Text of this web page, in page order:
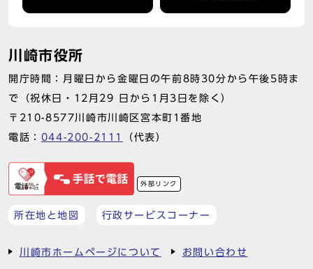
川崎市役所
開庁時間：月曜日から金曜日の午前8時30分から午後5時ま
で（祝休日・12月29 日から1月3日を除く）
〒210-8577川崎市川崎区宮本町1番地
電話： 044-200-2111 （代表）
外部リンク
所在地と地図 行政サービスコーナー
川崎市ホームページについて お問い合わせ